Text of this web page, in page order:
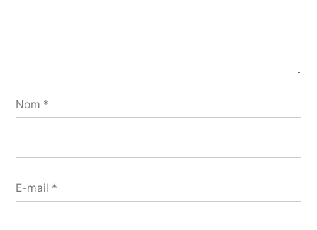
Nom *
E-mail *